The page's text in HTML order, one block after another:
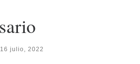
16 julio, 2022